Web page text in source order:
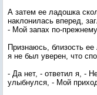
А затем ее ладошка
наклонилась вперед,
- Мой запах по-
Признаюсь, близость
я не был уверен, что
- Да нет, - ответил я, -
улыбнулся, - Мой